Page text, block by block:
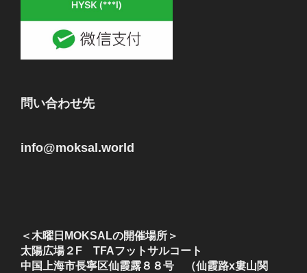
問い合わせ先
info@moksal.world
＜木曜日MOKSALの開催場所＞
太陽広場２F TFAフットサルコート
中国上海市長寧区仙霞露８８号 （仙霞路x婁山関